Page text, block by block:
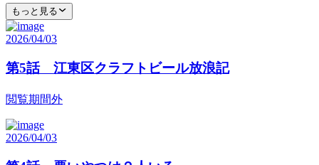
もっと見る
2026/04/03
第5話 江東区クラフトビール放浪記
閲覧期間外
2026/04/03